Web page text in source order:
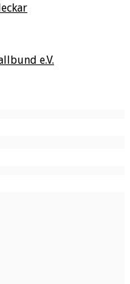
e.V.